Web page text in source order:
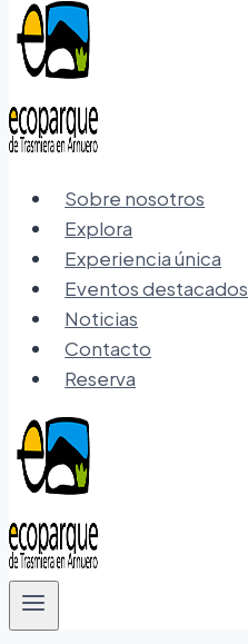
Sobre nosotros
Explora
Experiencia única
Eventos destacados
Noticias
Contacto
Reserva